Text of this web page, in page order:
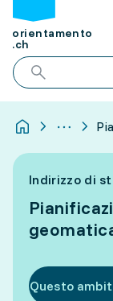
orientamento
.ch
Indirizzo di
Questo